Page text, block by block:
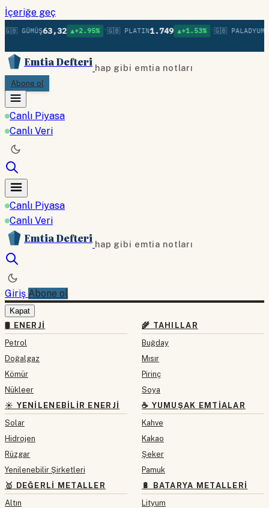
İçeriğe geç
🇬🇧 GÜMÜŞ63,32 ▲+2.95% • 🇬🇧 PLATIN1.749 ▲+1.53% • 🇬🇧 PALADYUM
Emtia Defteri hap gibi emtia notları
Abone ol
Canlı Piyasa
Canlı Veri
Canlı Piyasa
Canlı Veri
Emtia Defteri hap gibi emtia notları
Giriş Abone ol
Kapat
🛢 ENERJI
Petrol
Doğalgaz
Kömür
Nükleer
☀️ YENILENEBILIR ENERJI
Solar
Hidrojen
Rüzgar
Yenilenebilir Şirketleri
🥇 DEĞERLI METALLER
Altın
🌾 TAHILLAR
Buğday
Mısır
Pirinç
Soya
☕ YUMUŞAK EMTIALAR
Kahve
Kakao
Şeker
Pamuk
🔋 BATARYA METALLERI
Lityum